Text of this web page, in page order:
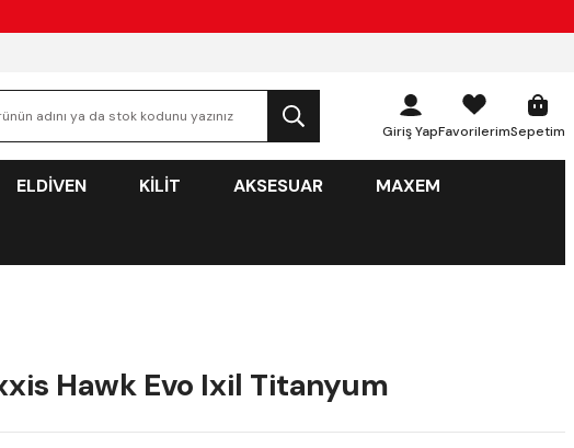
Giriş YapFavorilerimSepetim
ELDİVEN KİLİT AKSESUAR MAXEM
Hawk Evo Ixil Titanyum